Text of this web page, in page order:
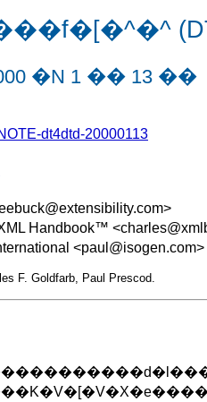
�N 1 �� 13 ��
dt4dtd-20000113
Handbook™
<paul@isogen.com>
F. Goldfarb, Paul Prescod.